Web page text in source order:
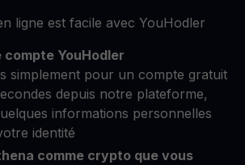
ligne est facile avec YouHodler
YouHodler
simplement pour un compte gratuit
depuis notre plateforme,
informations personnelles
identité
comme crypto que vous